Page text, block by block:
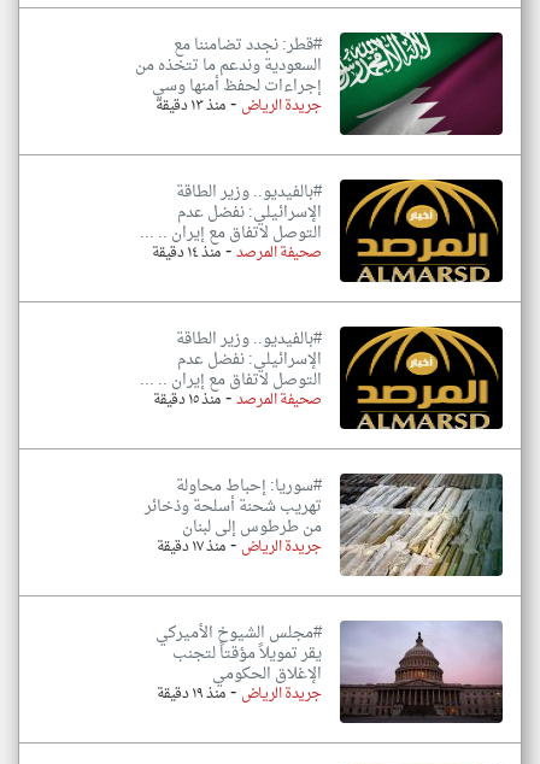
#قطر: نجدد تضامننا مع
السعودية وندعم ما تتخذه من
إجراءات لحفظ أمنها وسي
جريدة الرياض -منذ ١٣ دقيقة
#بالفيديو.. وزير الطاقة
الإسرائيلي: نفضل عدم
التوصل لاتفاق مع إيران .. ...
صحيفة المرصد-منذ ١٤ دقيقة
#بالفيديو.. وزير الطاقة
الإسرائيلي: نفضل عدم
التوصل لاتفاق مع إيران .. ...
صحيفة المرصد-منذ ١٥ دقيقة
#سوريا: إحباط محاولة
تهريب شحنة أسلحة وذخائر
من طرطوس إلى لبنان
جريدة الرياض -منذ ١٧ دقيقة
#مجلس الشيوخ الأميركي
يقر تمويلاً مؤقتاً لتجنب
الإغلاق الحكومي
جريدة الرياض-منذ ١٩ دقيقة